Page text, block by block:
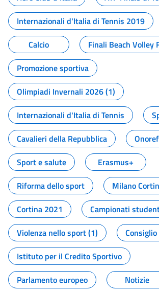
Internazionali d'Italia di Tennis 2019
Calcio
Finali Beach Volley
Promozione sportiva
Olimpiadi Invernali 2026 (1)
Internazionali d'Italia di Tennis
Cavalieri della Repubblica
Sport e salute
Erasmus+
Riforma dello sport
Milano
Cortina 2021
Campionati
Violenza nello sport (1)
Istituto per il Credito Sportivo
Parlamento europeo
Notizie